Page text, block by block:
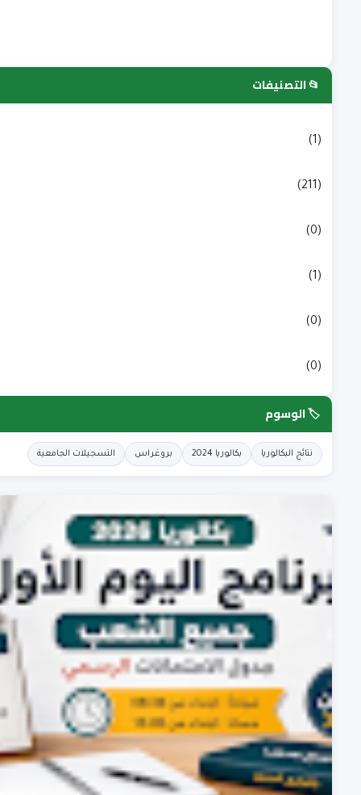
📂 التصنيفات
(1)
(211)
(0)
(1)
(0)
(0)
🏷️ الوسوم
نتائج البكالوريا بكالوريا 2024 بروغراس التسجيلات الجامعية